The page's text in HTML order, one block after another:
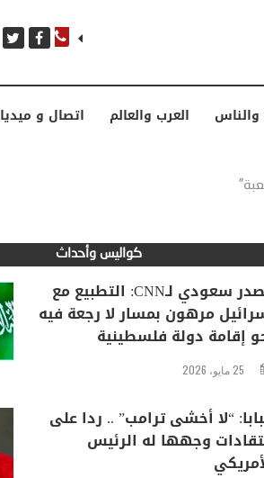
مصدر سعودي لـCNN: التطبيع مع إسرائيل مرهون بمسار لا رجعة فيه نحو إقامة دولة فلسطينية
والناس العرب والعالم اتصال و ميديا
كواليس وأحداث
مصدر سعودي لـCNN: التطبيع مع
مرهون بمسار لا رجعة فيه
إقامة دولة فلسطينية
25 مايو، 2026
“لا أخشى ترامب” .. ردا على
وجهها له الرئيس